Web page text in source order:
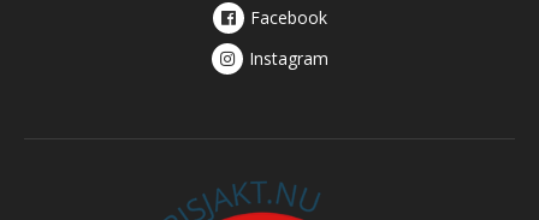
Facebook
Instagram